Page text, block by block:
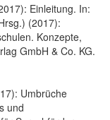
Einleitung. In:
(2017):
Konzepte,
GmbH & Co. KG.
Umbrüche
und